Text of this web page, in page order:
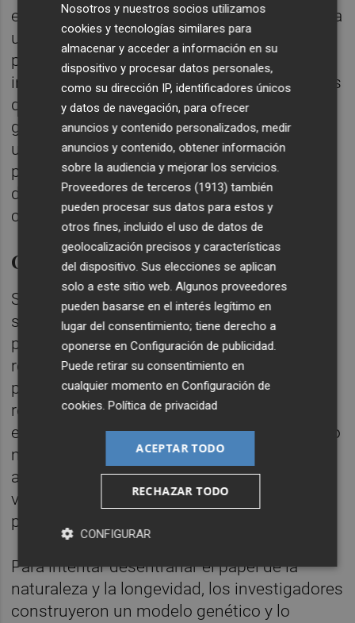
era común con alguien que, en promedio, era
un primo cuarto, en comparación con los
primos séptimos de hoy, encontraron los
investigadores. Curiosamente, los científicos
descubrieron que entre 1800 y 1850, la
gente viajó más que nunca para encontrar
un compañero, casi 19 kilómetros en
promedio, pero tenían más probabilidades
de casarse con un primo cuarto o más
cercano.
Cambios en los matrimonios
Según su hipótesis, cambiar las normas
sociales, en lugar de aumentar la movilidad,
puede haber llevado a las personas a
rechazar a parientes cercanos como parejas
para casarse. En una observación
relacionada, descubrieron que las mujeres
en Europa y América del Norte han emigrado
más que los hombres en los últimos 300
años, pero cuando los hombres migraron,
viajaron significativamente más lejos en
promedio.
Para intentar desentrañar el papel de la
naturaleza y la longevidad, los investigadores
construyeron un modelo genético y lo
Nosotros y nuestros socios utilizamos
cookies y tecnologías similares para
almacenar y acceder a información en su
dispositivo y procesar datos personales,
como su dirección IP, identificadores únicos
y datos de navegación, para ofrecer
anuncios y contenido personalizados, medir
anuncios y contenido, obtener información
sobre la audiencia y mejorar los servicios.
Proveedores de terceros (1913) también
pueden procesar sus datos para estos y
otros fines, incluido el uso de datos de
geolocalización precisos y características
del dispositivo. Sus elecciones se aplican
solo a este sitio web. Algunos proveedores
pueden basarse en el interés legítimo en
lugar del consentimiento; tiene derecho a
oponerse enConfiguración de publicidad.
Puede retirar su consentimiento en
cualquier momento enConfiguración de
cookies.Política de privacidad
ACEPTAR TODO
RECHAZAR TODO
CONFIGURAR